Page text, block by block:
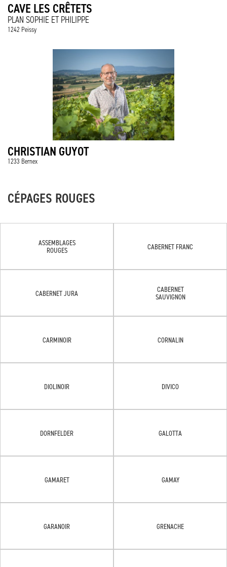
CAVE LES CRÊTETS
PLAN SOPHIE ET PHILIPPE
1242 Peissy
CHRISTIAN GUYOT
1233 Bernex
CÉPAGES ROUGES
ASSEMBLAGES
ROUGES
CABERNET FRANC
CABERNET JURA
CABERNET
SAUVIGNON
CARMINOIR CORNALIN
DIOLINOIR DIVICO
DORNFELDER GALOTTA
GAMARET GAMAY
GARANOIR GRENACHE